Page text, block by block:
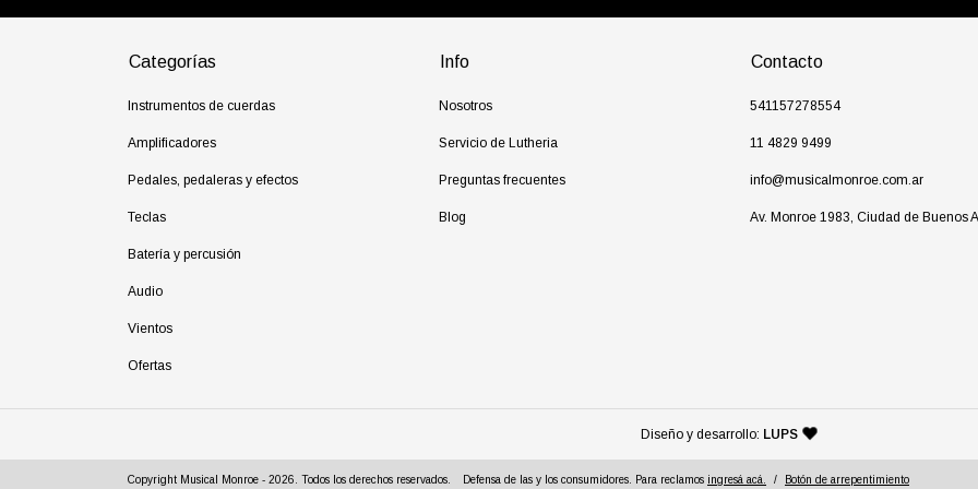
Categorías
Instrumentos de cuerdas
Amplificadores
Pedales, pedaleras y efectos
Teclas
Batería y percusión
Audio
Vientos
Ofertas
Info
Nosotros
Servicio de Lutheria
Preguntas frecuentes
Blog
Contacto
541157278554
11 4829 9499
info@musicalmonroe.com.ar
Av. Monroe 1983, Ciudad de Buenos
Diseño y desarrollo: LUPS — agencia de diseño y
Copyright Musical Monroe - 2026. Todos los derechos reservados. Defensa de las y los consumidores. Para reclamos ingresá acá. / Botón de arrepentimiento